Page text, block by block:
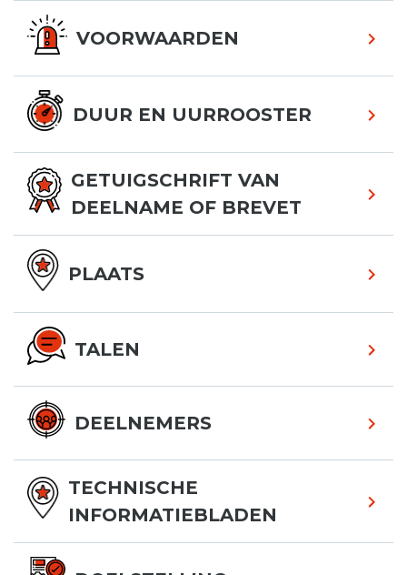
VOORWAARDEN
DUUR EN UURROOSTER
GETUIGSCHRIFT VAN
DEELNAME OF BREVET
PLAATS
TALEN
DEELNEMERS
TECHNISCHE
INFORMATIEBLADEN